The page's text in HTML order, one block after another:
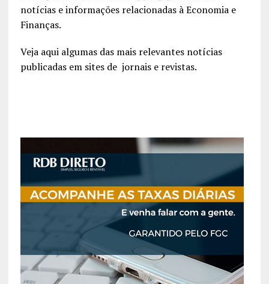
notícias e informações relacionadas à Economia e
Finanças.
Veja aqui algumas das mais relevantes notícias
publicadas em sites de jornais e revistas.